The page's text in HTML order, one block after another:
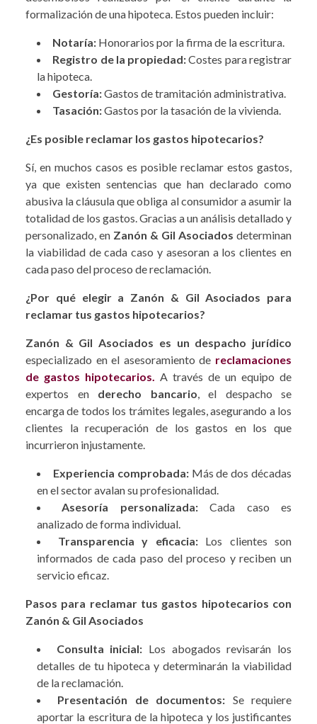
formalización de una hipoteca. Estos pueden incluir:
Notaría: Honorarios por la firma de la escritura.
Registro de la propiedad:Costes para registrar
la hipoteca.
Gestoría:Gastos de tramitación administrativa.
Tasación:Gastos por la tasación de la vivienda.
¿Es posible reclamar los gastos hipotecarios?
Sí, en muchos casos es posible reclamar estos gastos,
ya que existen sentencias que han declarado como
abusiva la cláusula que obliga al consumidor a asumir la
totalidad de los gastos. Gracias a un análisis detallado y
personalizado, en Zanón & Gil Asociados determinan
la viabilidad de cada caso y asesoran a los clientes en
cada paso del proceso de reclamación.
¿Por qué elegir a Zanón & Gil Asociados para
reclamar tus gastos hipotecarios?
Zanón & Gil Asociados es un despacho jurídico
especializado en el asesoramiento de reclamaciones
de gastos hipotecarios.
A través de un equipo de
expertos en derecho bancario , el despacho se
encarga de todos los trámites legales, asegurando a los
clientes la recuperación de los gastos en los que
incurrieron injustamente.
Experiencia comprobada:Más de dos décadas
en el sector avalan su profesionalidad.
Asesoría personalizada:Cada caso es
analizado de forma individual.
Transparencia y eficacia:Los clientes son
informados de cada paso del proceso y reciben un
servicio eficaz.
Pasos para reclamar tus gastos hipotecarios con
Zanón & Gil Asociados
Consulta inicial: Los abogados revisarán los
detalles de tu hipoteca y determinarán la viabilidad
de la reclamación.
Presentación de documentos: Se requiere
aportar la escritura de la hipoteca y los justificantes